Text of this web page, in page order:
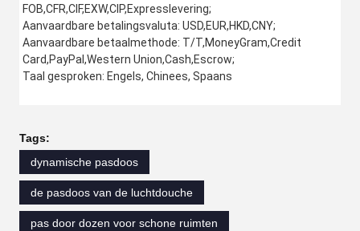
FOB,CFR,CIF,EXW,CIP,Expresslevering;
Aanvaardbare betalingsvaluta: USD,EUR,HKD,CNY;
Aanvaardbare betaalmethode: T/T,MoneyGram,Credit
Card,PayPal,Western Union,Cash,Escrow;
Taal gesproken: Engels, Chinees, Spaans
Tags:
dynamische pasdoos
de pasdoos van de luchtdouche
pas door dozen voor schone ruimten